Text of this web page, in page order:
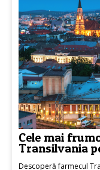
Cele mai
Transilvania
Descoperă farmecul